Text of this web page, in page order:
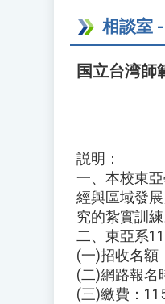
相談室
国立台湾師
説明：
一、本校東
經與區域發
究的紮實訓
二、東亞系
(一)招收名額
(二)網路報名
(三)繳費：